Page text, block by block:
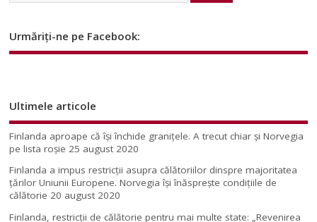
Urmăriți-ne pe Facebook:
Ultimele articole
Finlanda aproape că își închide granițele. A trecut chiar și Norvegia
pe lista roșie 25 august 2020
Finlanda a impus restricţii asupra călătoriilor dinspre majoritatea
ţărilor Uniunii Europene. Norvegia își înăsprește condițiile de
călătorie 20 august 2020
Finlanda, restricţii de călătorie pentru mai multe state: „Revenirea